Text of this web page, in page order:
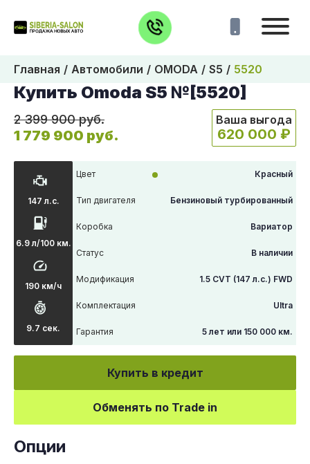
Главная Автомобили OMODA S5 5520
Купить Omoda S5 №[5520]
2 399 900 руб.
1 779 900 руб.
Ваша выгода
620 000 ₽
147 л.с.
6.9 л/100 км.
190 км/ч
9.7 сек.
Цвет Красный
Тип двигателя Бензиновый турбированный
Коробка Вариатор
Статус В наличии
Модификация 1.5 CVT (147 л.с.) FWD
Комплектация Ultra
Гарантия 5 лет или 150 000 км.
Купить в кредит
Обменять по Trade in
Опции